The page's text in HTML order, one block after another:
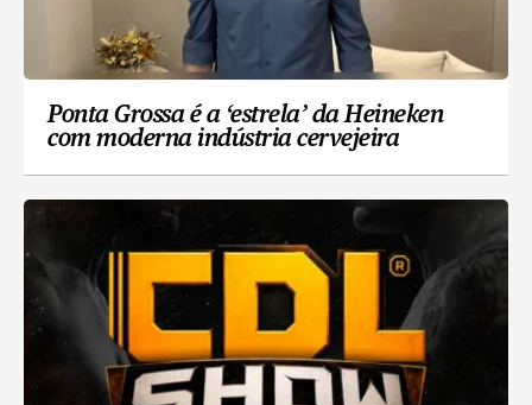
Ponta Grossa é a ‘estrela’ da Heineken
com moderna indústria cervejeira